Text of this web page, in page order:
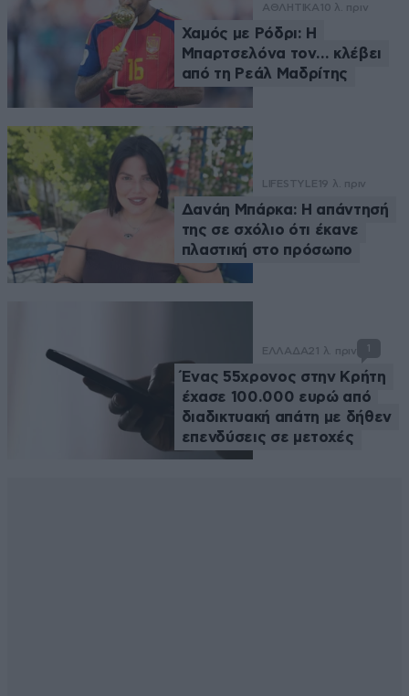
ΑΘΛΗΤΙΚΑ 10 λ. πριν
Χαμός με Ρόδρι: Η
Μπαρτσελόνα τον… κλέβει
από τη Ρεάλ Μαδρίτης
LIFESTYLE 19 λ. πριν
Δανάη Μπάρκα: Η απάντησή
της σε σχόλιο ότι έκανε
πλαστική στο πρόσωπο
ΕΛΛΑΔΑ21 λ. πριν 1
Ένας 55χρονος στην Κρήτη
έχασε 100.000 ευρώ από
διαδικτυακή απάτη με δήθεν
επενδύσεις σε μετοχές